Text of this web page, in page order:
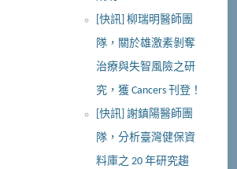
[快訊] 柳瑞明醫師團
隊，關於雄激素剝奪
治療與失智風險之研
究，獲 Cancers 刊登！
[快訊] 謝鎮陽醫師團
隊，分析臺灣健保資
料庫之 20 年研究趨